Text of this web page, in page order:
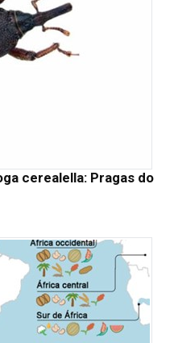
cerealella: Pragas do